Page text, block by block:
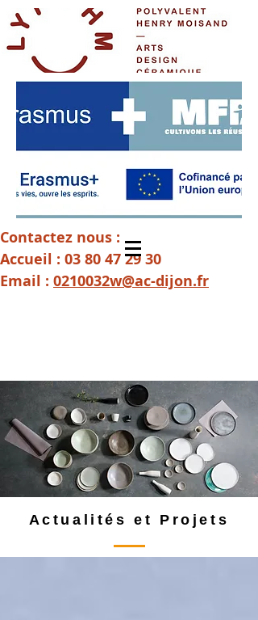
Contactez nous :
Accueil : 03 80 47 29 30
Email : 0210032w@ac-dijon.fr
Actualités et Projets